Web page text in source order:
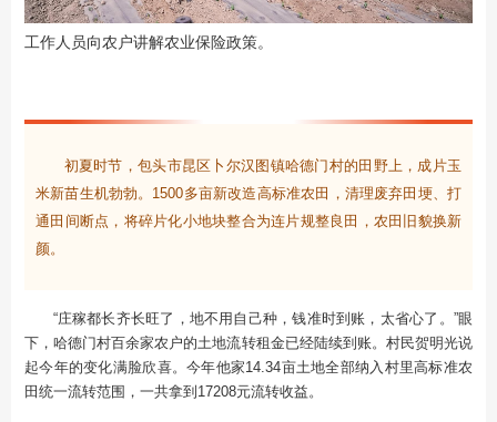
工作人员向农户讲解农业保险政策。
初夏时节，包头市昆区卜尔汉图镇哈德门村的田野上，成片玉
米新苗生机勃勃。1500多亩新改造高标准农田，清理废弃田埂、打
通田间断点，将碎片化小地块整合为连片规整良田，农田旧貌换新
颜。
“庄稼都长齐长旺了，地不用自己种，钱准时到账，太省心了。”眼
下，哈德门村百余家农户的土地流转租金已经陆续到账。村民贺明光说
起今年的变化满脸欣喜。今年他家14.34亩土地全部纳入村里高标准农
田统一流转范围，一共拿到17208元流转收益。